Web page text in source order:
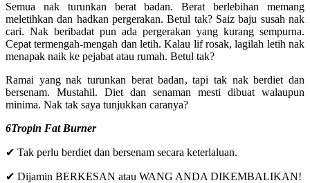
Semua nak turunkan berat badan. Berat berlebihan memang
meletihkan dan hadkan pergerakan. Betul tak? Saiz baju susah nak
cari. Nak beribadat pun ada pergerakan yang kurang sempurna.
Cepat termengah-mengah dan letih. Kalau lif rosak, lagilah letih nak
menapak naik ke pejabat atau rumah. Betul tak?
Ramai yang nak turunkan berat badan, tapi tak nak berdiet dan
bersenam. Mustahil. Diet dan senaman mesti dibuat walaupun
minima. Nak tak saya tunjukkan caranya?
6Tropin Fat Burner
✔ Tak perlu berdiet dan bersenam secara keterlaluan.
✔ Dijamin BERKESAN atau WANG ANDA DIKEMBALIKAN!